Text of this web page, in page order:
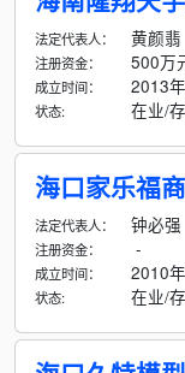
法定代表人： 黄颜翡
注册资金： 500万
成立时间： 2013
状态: 在业/
海口家乐福
法定代表人： 钟必强
注册资金： -
成立时间： 2010
状态: 在业/